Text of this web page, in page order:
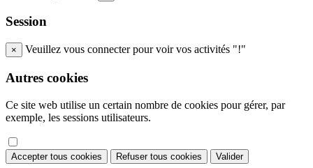
Session
× Veuillez vous connecter pour voir vos activités "!"
Autres cookies
Ce site web utilise un certain nombre de cookies pour gérer, par
exemple, les sessions utilisateurs.
Accepter tous cookies Refuser tous cookies Valider